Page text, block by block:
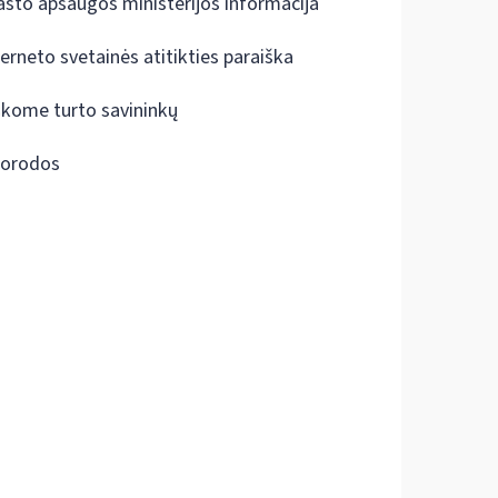
svetainės atitikties paraiška
turto savininkų